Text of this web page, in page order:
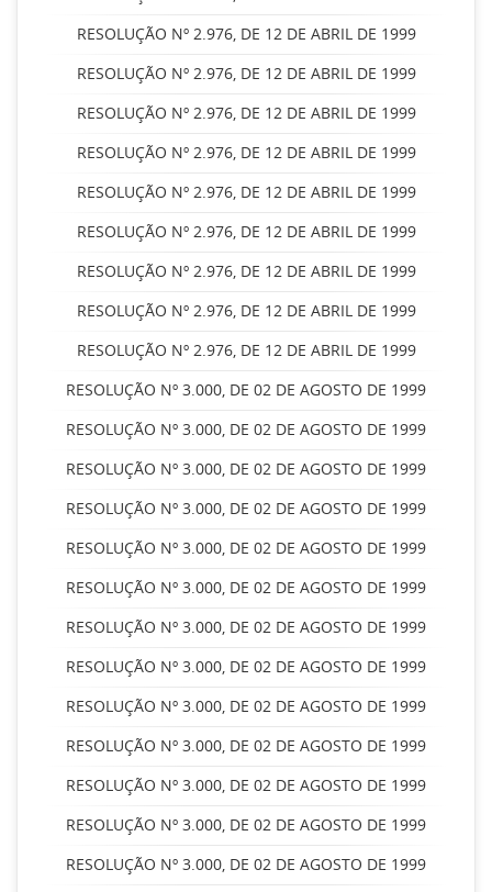
RESOLUÇÃO Nº 2.976, DE 12 DE ABRIL DE 1999
RESOLUÇÃO Nº 2.976, DE 12 DE ABRIL DE 1999
RESOLUÇÃO Nº 2.976, DE 12 DE ABRIL DE 1999
RESOLUÇÃO Nº 2.976, DE 12 DE ABRIL DE 1999
RESOLUÇÃO Nº 2.976, DE 12 DE ABRIL DE 1999
RESOLUÇÃO Nº 2.976, DE 12 DE ABRIL DE 1999
RESOLUÇÃO Nº 2.976, DE 12 DE ABRIL DE 1999
RESOLUÇÃO Nº 2.976, DE 12 DE ABRIL DE 1999
RESOLUÇÃO Nº 2.976, DE 12 DE ABRIL DE 1999
RESOLUÇÃO Nº 3.000, DE 02 DE AGOSTO DE 1999
RESOLUÇÃO Nº 3.000, DE 02 DE AGOSTO DE 1999
RESOLUÇÃO Nº 3.000, DE 02 DE AGOSTO DE 1999
RESOLUÇÃO Nº 3.000, DE 02 DE AGOSTO DE 1999
RESOLUÇÃO Nº 3.000, DE 02 DE AGOSTO DE 1999
RESOLUÇÃO Nº 3.000, DE 02 DE AGOSTO DE 1999
RESOLUÇÃO Nº 3.000, DE 02 DE AGOSTO DE 1999
RESOLUÇÃO Nº 3.000, DE 02 DE AGOSTO DE 1999
RESOLUÇÃO Nº 3.000, DE 02 DE AGOSTO DE 1999
RESOLUÇÃO Nº 3.000, DE 02 DE AGOSTO DE 1999
RESOLUÇÃO Nº 3.000, DE 02 DE AGOSTO DE 1999
RESOLUÇÃO Nº 3.000, DE 02 DE AGOSTO DE 1999
RESOLUÇÃO Nº 3.000, DE 02 DE AGOSTO DE 1999